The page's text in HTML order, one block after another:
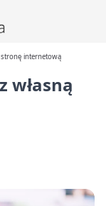
stronę internetową
własną